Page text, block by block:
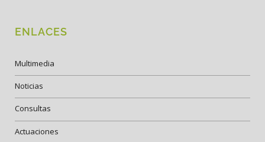
ENLACES
Multimedia
Noticias
Consultas
Actuaciones